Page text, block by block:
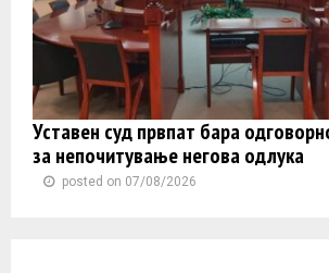
Уставен суд првпат бара
за непочитување негова одлука
posted on 07/08/2026